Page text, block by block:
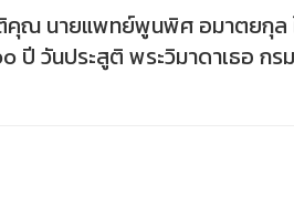
คุณ นายแพทย์พูนพิศ อมาตยกุล
ปี วันประสูติ พระวิมาดาเธอ ก